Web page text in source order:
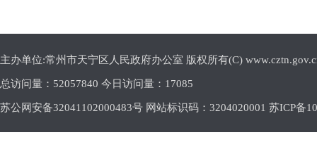
主办单位:常州市天宁区人民政府办公室 版权所有(C)
总访问量： 52057840 今日访问量： 17085
苏公网安备32041102000483号 网站标识码：3204020001 苏ICP备